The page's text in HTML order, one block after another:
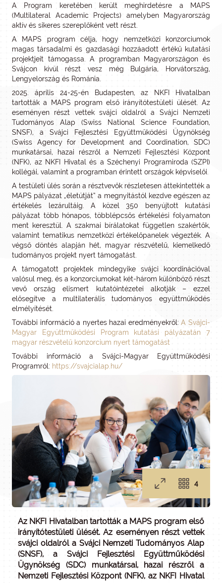
A Program keretében került meghirdetésre a MAPS
(Multilateral Academic Projects) amelyben Magyarország
aktív és sikeres szereplőként vett részt.
A MAPS program célja, hogy nemzetközi konzorciumok
magas társadalmi és gazdasági hozzáadott értékű kutatási
projektjeit támogassa. A programban Magyarországon és
Svájcon kívül részt vesz még Bulgária, Horvátország,
Lengyelország és Románia.
2025. április 24-25-én Budapesten, az NKFI Hivatalban
tartották a MAPS program első irányítótestületi ülését. Az
eseményen részt vettek svájci oldalról a Svájci Nemzeti
Tudományos Alap (Swiss National Science Foundation,
SNSF), a Svájci Fejlesztési Együttműködési Ügynökség
(Swiss Agency for Development and Coordination, SDC)
munkatársai, hazai részről a Nemzeti Fejlesztési Központ
(NFK), az NKFI Hivatal és a Széchenyi Programiroda (SZPI)
kollégái, valamint a programban érintett országok képviselői.
A testületi ülés során a résztvevők részletesen áttekintették a
MAPS pályázat „életútját” a megnyitástól kezdve egészen az
értékelés lezárultáig. A közel 350 benyújtott kutatási
pályázat több hónapos, többlépcsős értékelési folyamaton
ment keresztül. A szakmai bírálatokat független szakértők,
valamint tematikus nemzetközi értékelőpanelek végezték. A
végső döntés alapján hét, magyar részvételű, kiemelkedő
tudományos projekt nyert támogatást.
A támogatott projektek mindegyike svájci koordinációval
valósul meg, és a konzorciumokat két-három különböző részt
vevő ország elismert kutatóintézetei alkotják – ezzel
elősegítve a multilaterális tudományos együttműködés
elmélyítését.
További információ a nyertes hazai eredményekről:A Svájci-
Magyar Együttműködési Program kutatási pályázatán 7
magyar részvételű konzorcium nyert támogatást
További információ a Svájci-Magyar Együttműködési
Programról: https://svajcialap.hu/
4
Az NKFI Hivatalban tartották a MAPS program első
irányítótestületi ülését. Az eseményen részt vettek
svájci oldalról a Svájci Nemzeti Tudományos Alap
(SNSF), a Svájci Fejlesztési Együttműködési
Ügynökség (SDC) munkatársai, hazai részről a
Nemzeti Fejlesztési Központ (NFK), az NKFI Hivatal